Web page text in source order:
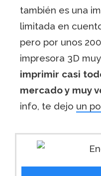
también es una
limitada en
pero por unos
impresora 3D
imprimir casi
mercado y muy
info, te dejo un